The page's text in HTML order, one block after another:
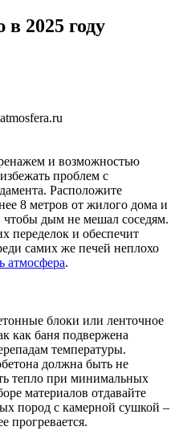
2025 году
и возможностью
проблем с
Расположите
8 метров от жилого дома и
чтобы дым не мешал соседям.
переделок и обеспечит
самих же печей неплохо
атмосфера.
блоки или ленточное
как баня подвержена
температуры.
должна быть не
тепло при минимальных
материалов отдавайте
пород с камерной сушкой –
прогревается.